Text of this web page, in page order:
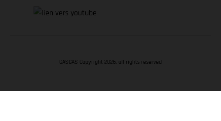
GASGAS Copyright 2026, all rights reserved